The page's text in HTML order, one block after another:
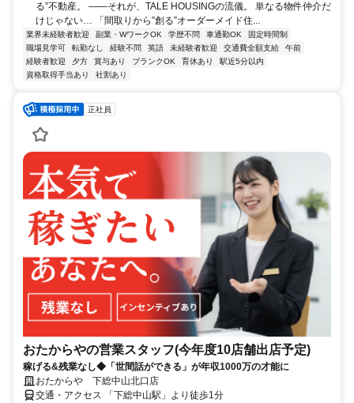
る”不動産。 ――それが、TALE HOUSINGの流儀。 単なる物件仲介だ
けじゃない… 「間取りから”創る”オーダーメイド住...
業界未経験者歓迎 副業・WワークOK 学歴不問 車通勤OK
固定時間制
職場見学可
転勤なし 経験不問 英語 未経験者歓迎 交通費全額支給
午前
経験者歓迎
夕方 賞与あり ブランクOK 育休あり
駅近5分以内
資格取得手当あり
社割あり
正社員
おたからやの営業スタッフ(今年度10店舗出店予定)
稼げる&残業なし◆「世間話ができる」が年収1000万の才能に
おたからや 下総中山北口店
交通・アクセス 「下総中山駅」より徒歩1分